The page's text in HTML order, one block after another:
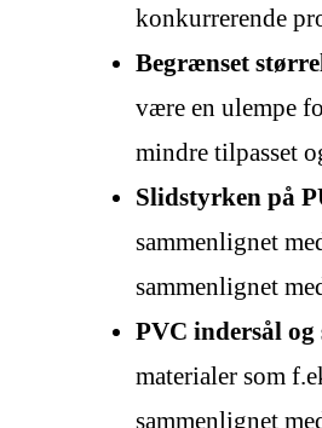
konkurrerende
Begrænset
være en ulempe
mindre tilpasset
Slidstyrken på
sammenlignet
sammenlignet
PVC indersål og
materialer som
sammenlignet